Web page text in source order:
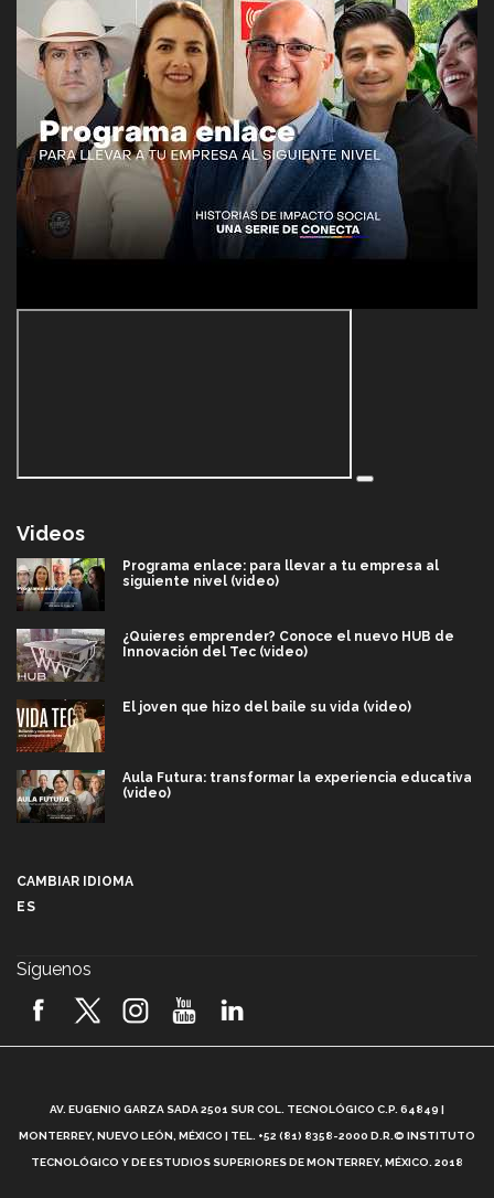
Videos
Programa enlace: para llevar a tu empresa al
siguiente nivel (video)
¿Quieres emprender? Conoce el nuevo HUB de
Innovación del Tec (video)
El joven que hizo del baile su vida (video)
Aula Futura: transformar la experiencia educativa
(video)
2026! (video)
¿Cómo es el Modelo Educativo Tec? (video)
CAMBIAR IDIOMA
ES
Síguenos
AV. EUGENIO GARZA SADA 2501 SUR COL. TECNOLÓGICO C.P. 64849 |
MONTERREY, NUEVO LEÓN, MÉXICO | TEL. +52 (81) 8358-2000 D.R.© INSTITUTO
TECNOLÓGICO Y DE ESTUDIOS SUPERIORES DE MONTERREY, MÉXICO. 2018